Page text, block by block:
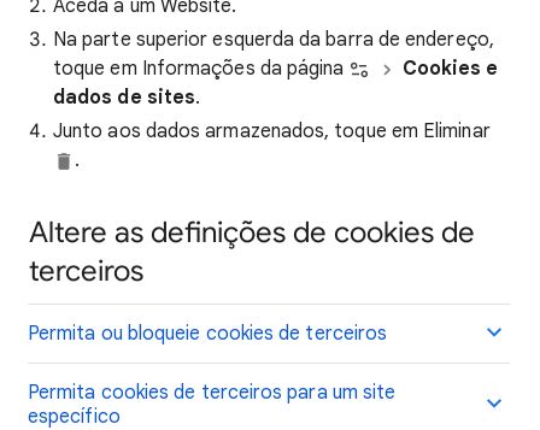
Aceda a um Website.
Na parte superior esquerda da barra de endereço,
toque em Informações da página
Cookies e
dados de sites.
Junto aos dados armazenados, toque em Eliminar
.
Altere as definições de cookies de
terceiros
Permita ou bloqueie cookies de terceiros
Permita cookies de terceiros para um site
específico